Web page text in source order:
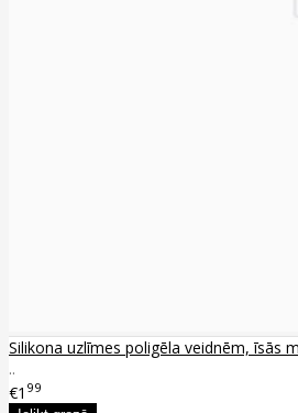
Silikona uzlīmes poligēla veidnēm, īsās
..
€1 99